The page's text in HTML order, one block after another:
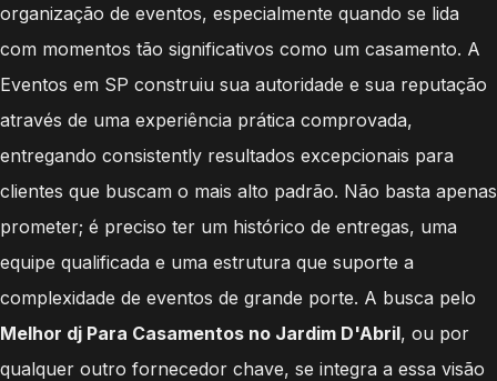
organização de eventos, especialmente quando se lida
com momentos tão significativos como um casamento. A
Eventos em SP construiu sua autoridade e sua reputação
através de uma experiência prática comprovada,
entregando consistently resultados excepcionais para
clientes que buscam o mais alto padrão. Não basta apenas
prometer; é preciso ter um histórico de entregas, uma
equipe qualificada e uma estrutura que suporte a
complexidade de eventos de grande porte. A busca pelo
Melhor dj Para Casamentos no Jardim D'Abril, ou por
qualquer outro fornecedor chave, se integra a essa visão